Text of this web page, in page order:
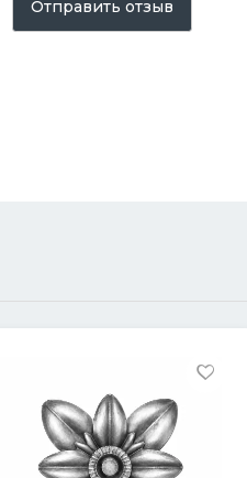
Отправить отзыв